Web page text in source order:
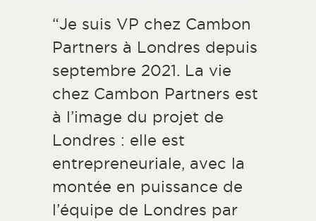
“Je suis VP chez Cambon
Partners à Londres depuis
septembre 2021. La vie
chez Cambon Partners est
à l’image du projet de
Londres : elle est
entrepreneuriale, avec la
montée en puissance de
l’équipe de Londres par